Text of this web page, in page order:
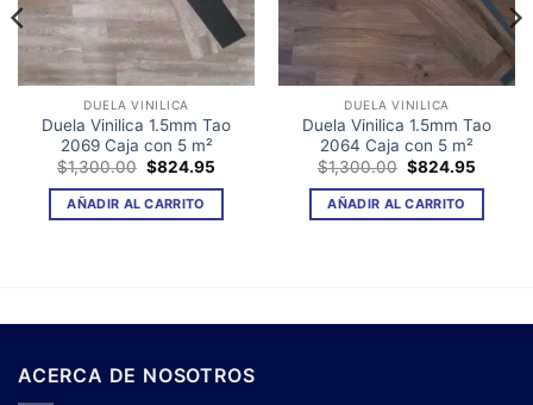
DUELA VINILICA
Duela Vinilica 1.5mm Tao
2069 Caja con 5 m²
$1,300.00 El
precio
original
era:
$824.95
actual
AÑADIR AL CARRITO
DUELA VINILICA
Duela Vinilica 1.5mm Tao
2064 Caja con 5 m²
$1,300.00 El
precio
original
era:
$824.95
actual
AÑADIR AL CARRITO
ACERCA DE NOSOTROS